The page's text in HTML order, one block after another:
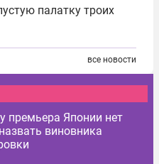
палатку троих
все новости
премьера Японии нет
виновника